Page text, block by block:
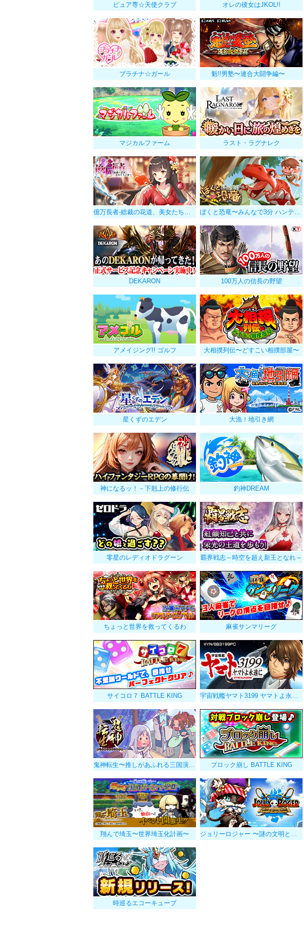
ピュア専☆天使クラブ オレの彼女はJKOL!!
プラチナ☆ガール 魁!!男塾〜連合大闘争編〜
マジカルファーム ラスト・ラグナレク
億万長者-総裁の花道、美女たちの恋- ぼくと恐竜〜みんなで3分 ハンティング放置〜
DEKARON 100万人の信長の野望
アメイジング!! ゴルフ 大相撲列伝〜どすこい相撲部屋〜
星くずのエデン 大漁！地引き網
神になるッ！－下剋上の修行伝 釣神DREAM
零星のレディオドラグーン 覇界戦志～時空を超え新王となれ～
ちょっと世界を救ってくるわ 麻雀サンマリーグ
サイコロ７ BATTLE KING 宇宙戦艦ヤマト3199 ヤマトよ永遠に
鬼神転生〜推しがあふれる三国演義〜 ブロック崩し BATTLE KING
翔んで埼玉〜世界埼玉化計画〜 ジョリーロジャー 〜謎の文明と海賊島〜
時巡るエコーキューブ